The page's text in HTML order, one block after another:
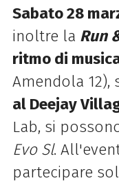
Sabato 28
inoltre la Run
ritmo di
Amendola 12),
al Deejay
Lab, si
Evo Sl.
partecipare